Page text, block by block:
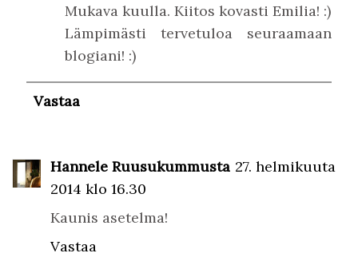
Mukava kuulla. Kiitos kovasti Emilia! :)
Lämpimästi tervetuloa seuraamaan
blogiani! :)
Vastaa
Hannele Ruusukummusta 27. helmikuuta
2014 klo 16.30
Kaunis asetelma!
Vastaa